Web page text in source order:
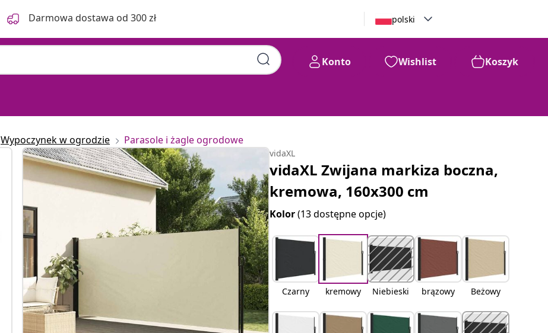
Darmowa dostawa od 300 zł polski
Konto Wishlist Koszyk
Wypoczynek w ogrodzie Parasole i żagle ogrodowe
vidaXL
vidaXL Zwijana markiza boczna,
kremowa, 160x300 cm
Kolor(13 dostępne opcje)
Czarny kremowy Niebieski brązowy Beżowy